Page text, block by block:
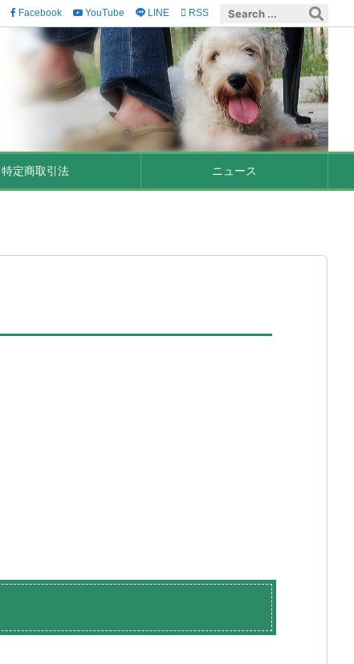
特定商取引法 ニュース
Facebook YouTube LINE  RSS